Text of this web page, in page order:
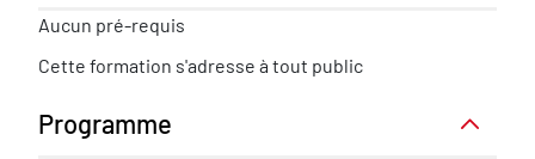
Pré-
Aucun pré-requis
Cette formation s'adresse à tout public
Programme